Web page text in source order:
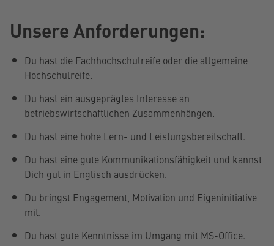
Unsere Anforderungen:
Du hast die Fachhochschulreife oder die allgemeine
Hochschulreife.
Du hast ein ausgeprägtes Interesse an
betriebswirtschaftlichen Zusammenhängen.
Du hast eine hohe Lern- und Leistungsbereitschaft.
Du hast eine gute Kommunikationsfähigkeit und kannst
Dich gut in Englisch ausdrücken.
Du bringst Engagement, Motivation und Eigeninitiative
mit.
Du hast gute Kenntnisse im Umgang mit MS-Office.